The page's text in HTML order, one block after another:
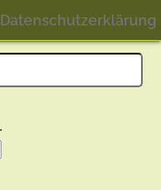
Datenschutzerklärung